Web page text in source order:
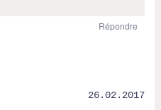
Répondre
26.02.2017